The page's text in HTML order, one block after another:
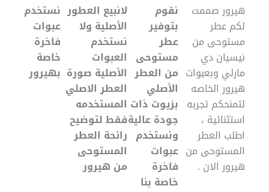
هيرور صممت
لكم عطر
مستوحى من
نيسيان دي
مارلي وبعبوات
هيرور الخاصه
لتمنحكم تجربه
استثنائية ،
اطلب العطر
المستوحى من
هيرور الان .
نقوم
بتوفير
عطر
مستوحى
من العطر
الأصلي
بزيوت ذات
جودة عالية
ونستخدم
عبوات
فاخرة
خاصة بنا
لانبيع العطور
الأصلية ولا
نستخدم
العبوات
الأصلية صورة
العطر الاصلي
المستخدمه
فقط لتوضيح
رائحة العطر
المستوحى
من هيرور
نستخدم
عبوات
فاخرة
خاصة
بهيرور